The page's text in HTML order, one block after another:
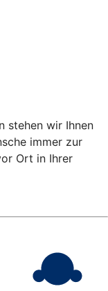
stehen wir Ihnen
immer zur
Ort in Ihrer